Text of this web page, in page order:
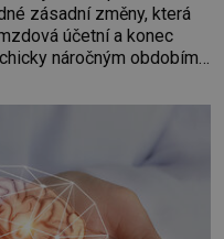
zásadní změny, která
účetní a konec
náročným obdobím.
se